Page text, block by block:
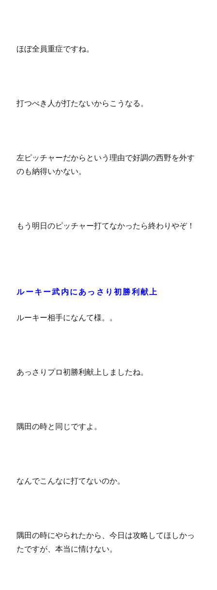
ほぼ全員重症ですね。
打つべき人が打たないからこうなる。
左ピッチャーだからという理由で好調の西野を外す
のも納得いかない。
もう明日のピッチャー打てなかったら終わりやぞ！
ルーキー武内にあっさり初勝利献上
ルーキー相手になんて様。。
あっさりプロ初勝利献上しましたね。
隅田の時と同じですよ。
なんでこんなに打てないのか。
隅田の時にやられたから、今日は攻略してほしかっ
たですが、本当に情けない。